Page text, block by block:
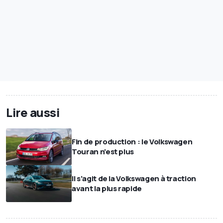
Lire aussi
Fin de production : le Volkswagen
Touran n'est plus
Il s'agit de la Volkswagen à traction
avant la plus rapide